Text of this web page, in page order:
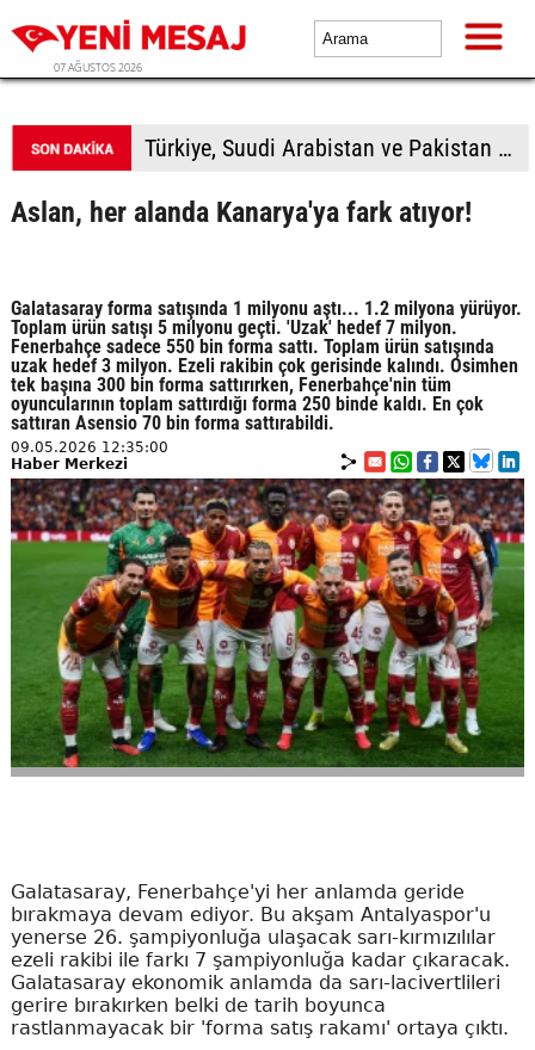
07 AĞUSTOS 2026
Avcılar Belediyesine yönelik soruşturmada 12 kişi adliyede
Aslan, her alanda Kanarya'ya fark atıyor!
Galatasaray forma satışında 1 milyonu aştı... 1.2 milyona yürüyor.
Toplam ürün satışı 5 milyonu geçti. 'Uzak' hedef 7 milyon.
Fenerbahçe sadece 550 bin forma sattı. Toplam ürün satışında
uzak hedef 3 milyon. Ezeli rakibin çok gerisinde kalındı. Osimhen
tek başına 300 bin forma sattırırken, Fenerbahçe'nin tüm
oyuncularının toplam sattırdığı forma 250 binde kaldı. En çok
sattıran Asensio 70 bin forma sattırabildi.
09.05.2026 12:35:00
Haber Merkezi
Galatasaray, Fenerbahçe'yi her anlamda geride
bırakmaya devam ediyor. Bu akşam Antalyaspor'u
yenerse 26. şampiyonluğa ulaşacak sarı-kırmızılılar
ezeli rakibi ile farkı 7 şampiyonluğa kadar çıkaracak.
Galatasaray ekonomik anlamda da sarı-lacivertlileri
gerire bırakırken belki de tarih boyunca
rastlanmayacak bir 'forma satış rakamı' ortaya çıktı.